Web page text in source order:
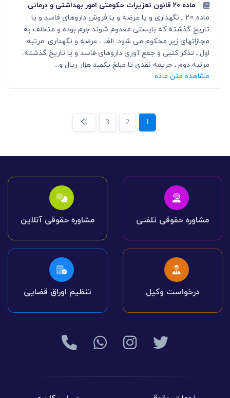
ماده ۲۰ قانون تعزیرات حکومتی امور بهداشتی و درمانی
ماده 20 ـ نگهداری و یا عرضه و یا فروش داروهای فاسد و یا
تاریخ گذشته که بایستی معدوم شوند جرم بوده و متخلف به
مجازاتهای زیر محکوم می شود: الف ـ عرضه و نگهداری: مرتبه
اول ـ تذکر کتبی و جمع آوری داروهای فاسد و یا تاریخ گذشته.
مرتبه دوم ـ جریمه نقدی تا مبلغ یکصد هزار ریال و...
مشاهده متن ماده
3 2 1
مشاوره حقوقی تلفنی مشاوره حقوقی آنلاین
درخواست وکیل تنظیم اوراق قضایی